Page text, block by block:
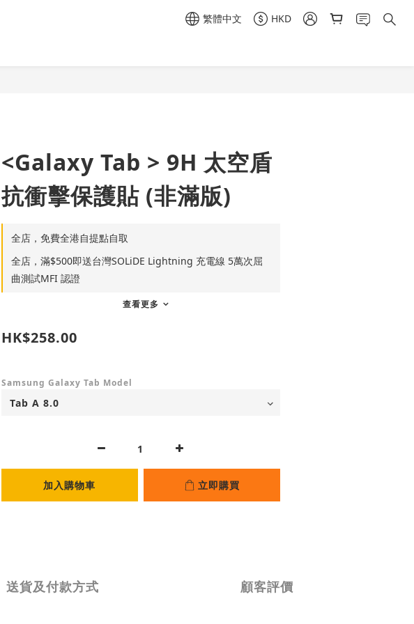
繁體中文 HKD
<Galaxy Tab > 9H 太空盾
抗衝擊保護貼 (非滿版)
全店，免費全港自提點自取
全店，滿$500即送台灣SOLiDE Lightning 充電線 5萬次屈
曲測試MFI 認證
查看更多
HK$258.00
Samsung Galaxy Tab Model
加入購物車 立即購買
送貨及付款方式 顧客評價